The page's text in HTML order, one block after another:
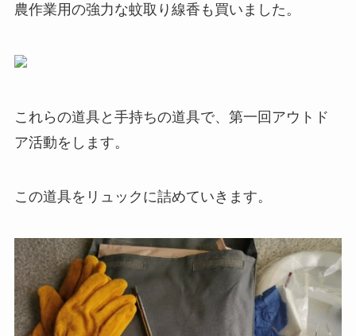
農作業用の強力な蚊取り線香も買いました。
これらの道具と手持ちの道具で、第一回アウトド
ア活動をします。
この道具をリュックに詰めていきます。